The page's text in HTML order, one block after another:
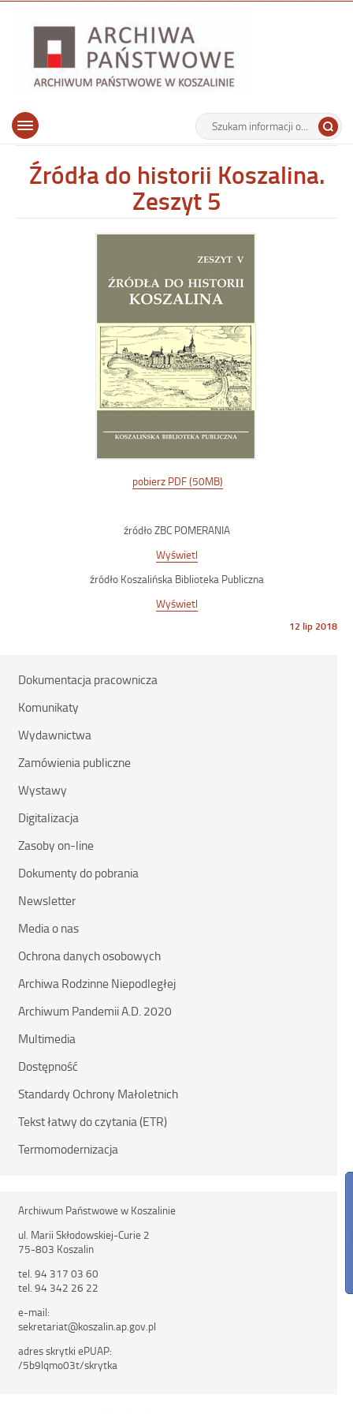
Archiwum Państwowe w Koszalinie
Wyszukiwarka
Tutaj
wpisz
Górne
Otwórz
główne
Źródła do historii Koszalina.
Zeszyt 5
pobierz PDF (50MB)
źródło ZBC POMERANIA
Wyświetl
źródło Koszalińska Biblioteka Publiczna
Wyświetl
Opublikowano
12 lip 2018
Dokumentacja pracownicza
Komunikaty
Wydawnictwa
Zamówienia publiczne
Wystawy
Digitalizacja
Zasoby on-line
Dokumenty do pobrania
Newsletter
Media o nas
Ochrona danych osobowych
Archiwa Rodzinne Niepodległej
Archiwum Pandemii A.D. 2020
Multimedia
Dostępność
Standardy Ochrony Małoletnich
Tekst łatwy do czytania (ETR)
Termomodernizacja
Archiwum Państwowe w Koszalinie
ul. Marii Skłodowskiej-Curie 2
75-803 Koszalin
tel. 94 317 03 60
tel. 94 342 26 22
e-mail:
sekretariat@koszalin.ap.gov.pl
adres skrytki ePUAP:
/5b9lqmo03t/skrytka